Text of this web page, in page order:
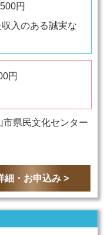
円
入のある誠実な
円
市県民文化センター
細・お申込み >